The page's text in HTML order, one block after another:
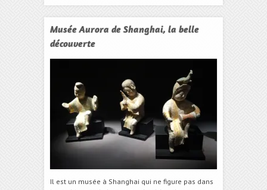
Musée Aurora de Shanghai, la belle
découverte
Il est un musée à Shanghai qui ne figure pas dans